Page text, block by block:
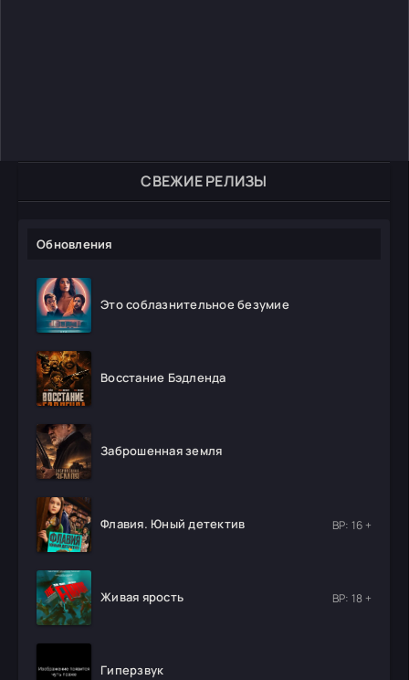
СВЕЖИЕ РЕЛИЗЫ
Обновления
Это соблазнительное безумие
Восстание Бэдленда
Заброшенная земля
Флавия. Юный детектив ВР: 16 +
Живая ярость ВР: 18 +
Гиперзвук